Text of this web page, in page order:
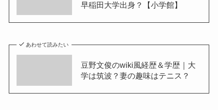
早稲田大学出身？【小学館】
あわせて読みたい
豆野文俊のwiki風経歴＆学歴｜大
学は筑波？妻の趣味はテニス？